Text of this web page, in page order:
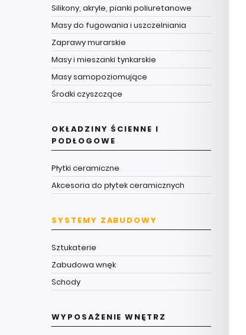
Silikony, akryle, pianki poliuretanowe
Masy do fugowania i uszczelniania
Zaprawy murarskie
Masy i mieszanki tynkarskie
Masy samopoziomujące
Środki czyszczące
OKŁADZINY ŚCIENNE I
PODŁOGOWE
Płytki ceramiczne
Akcesoria do płytek ceramicznych
SYSTEMY ZABUDOWY
Sztukaterie
Zabudowa wnęk
Schody
WYPOSAŻENIE WNĘTRZ